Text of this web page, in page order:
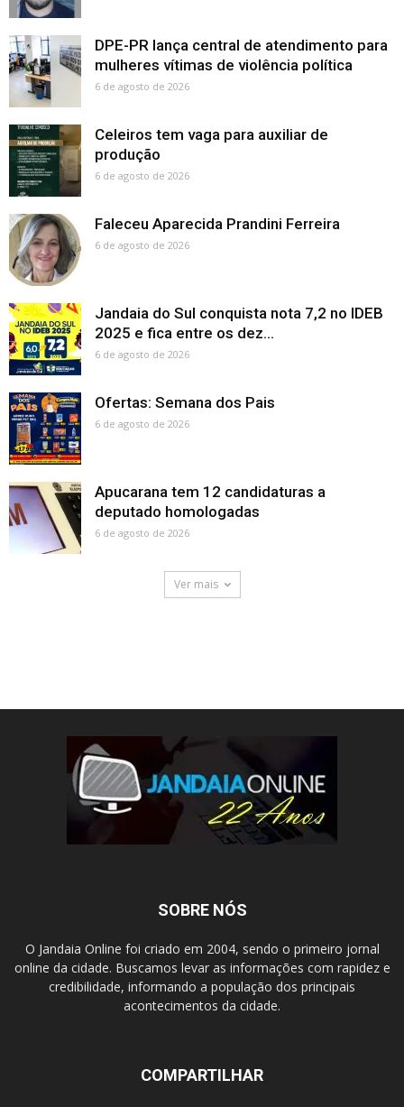
DPE-PR lança central de atendimento para
mulheres vítimas de violência política
6 de agosto de 2026
Celeiros tem vaga para auxiliar de
produção
6 de agosto de 2026
Faleceu Aparecida Prandini Ferreira
6 de agosto de 2026
Jandaia do Sul conquista nota 7,2 no IDEB
2025 e fica entre os dez...
6 de agosto de 2026
Ofertas: Semana dos Pais
6 de agosto de 2026
Apucarana tem 12 candidaturas a
deputado homologadas
6 de agosto de 2026
Ver mais
SOBRE NÓS
O Jandaia Online foi criado em 2004, sendo o primeiro jornal
online da cidade. Buscamos levar as informações com rapidez e
credibilidade, informando a população dos principais
acontecimentos da cidade.
COMPARTILHAR